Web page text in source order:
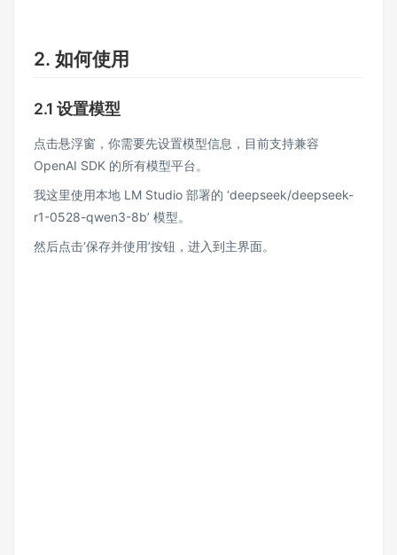
2. 如何使用
2.1 设置模型
点击悬浮窗，你需要先设置模型信息，目前支持兼容
OpenAI SDK 的所有模型平台。
我这里使用本地 LM Studio 部署的 ‘deepseek/deepseek-
r1-0528-qwen3-8b’ 模型。
然后点击‘保存并使用’按钮，进入到主界面。